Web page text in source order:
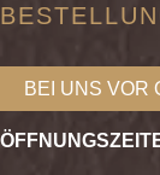
BEI UNS VOR